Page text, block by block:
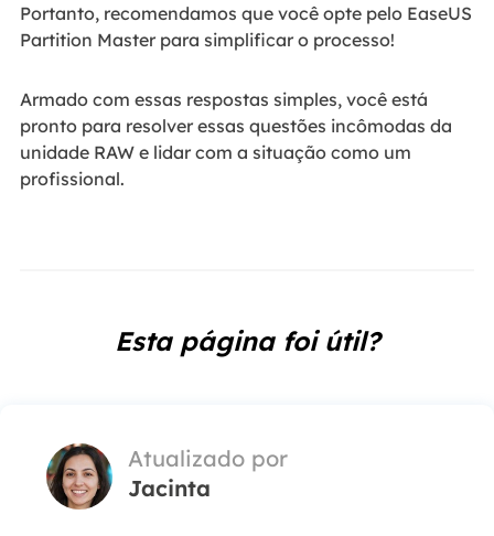
Portanto, recomendamos que você opte pelo EaseUS
Partition Master para simplificar o processo!
Armado com essas respostas simples, você está
pronto para resolver essas questões incômodas da
unidade RAW e lidar com a situação como um
profissional.
Esta página foi útil?
Atualizado por
Jacinta